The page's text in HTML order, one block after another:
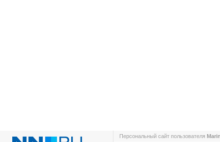
Персональный сайт пользователя